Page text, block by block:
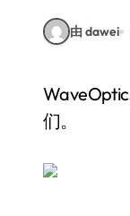
由 dawei
WaveOptics目前正在不同硬件上使用自家的光学技术，来改变AR使用规则，以便更好的使用它
们。